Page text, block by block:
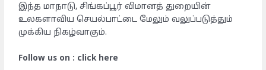
இந்த மாநாடு, சிங்கப்பூர் விமானத் துறையின்
உலகளாவிய செயல்பாட்டை மேலும் வலுப்படுத்தும்
முக்கிய நிகழ்வாகும்.
Follow us on : click here